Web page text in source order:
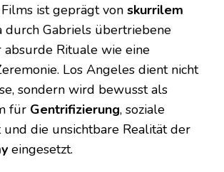
ist geprägt von skurrilem
durch Gabriels übertriebene
absurde Rituale wie eine
Los Angeles dient nicht
sondern wird bewusst als
für Gentrifizierung, soziale
die unsichtbare Realität der
eingesetzt.